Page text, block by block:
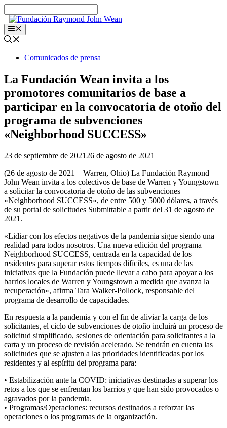
al
contenido
Menú
Comunicados de prensa
La Fundación Wean invita a los
promotores comunitarios de base a
participar en la convocatoria de otoño del
programa de subvenciones
«Neighborhood SUCCESS»
23 de septiembre de 2021 26 de agosto de 2021
(26 de agosto de 2021 – Warren, Ohio) La Fundación Raymond
John Wean invita a los colectivos de base de Warren y Youngstown
a solicitar la convocatoria de otoño de las subvenciones
«Neighborhood SUCCESS», de entre 500 y 5000 dólares, a través
de su portal de solicitudes Submittable a partir del 31 de agosto de
2021.
«Lidiar con los efectos negativos de la pandemia sigue siendo una
realidad para todos nosotros. Una nueva edición del programa
Neighborhood SUCCESS, centrada en la capacidad de los
residentes para superar estos tiempos difíciles, es una de las
iniciativas que la Fundación puede llevar a cabo para apoyar a los
barrios locales de Warren y Youngstown a medida que avanza la
recuperación», afirma Tara Walker-Pollock, responsable del
programa de desarrollo de capacidades.
En respuesta a la pandemia y con el fin de aliviar la carga de los
solicitantes, el ciclo de subvenciones de otoño incluirá un proceso de
solicitud simplificado, sesiones de orientación para solicitantes a la
carta y un proceso de revisión acelerado. Se tendrán en cuenta las
solicitudes que se ajusten a las prioridades identificadas por los
residentes y al espíritu del programa para:
• Estabilización ante la COVID: iniciativas destinadas a superar los
retos a los que se enfrentan los barrios y que han sido provocados o
agravados por la pandemia.
• Programas/Operaciones: recursos destinados a reforzar las
operaciones o los programas de la organización.